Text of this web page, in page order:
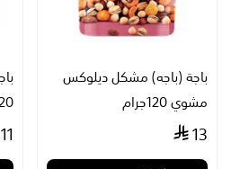
باجة (باجه) مشكل ديلوكس
مشوي 120جرام
13
11